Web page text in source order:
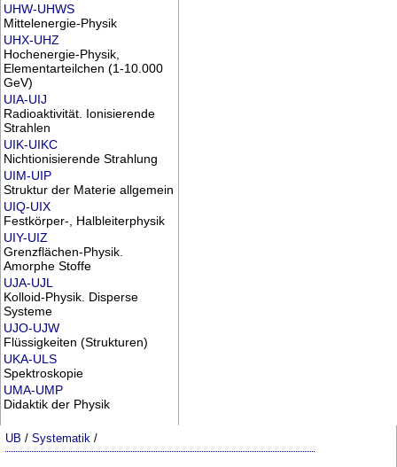
UHW-UHWS
Mittelenergie-Physik
UHX-UHZ
Hochenergie-Physik,
Elementarteilchen (1-10.000
GeV)
UIA-UIJ
Radioaktivität. Ionisierende
Strahlen
UIK-UIKC
Nichtionisierende Strahlung
UIM-UIP
Struktur der Materie allgemein
UIQ-UIX
Festkörper-, Halbleiterphysik
UIY-UIZ
Grenzflächen-Physik.
Amorphe Stoffe
UJA-UJL
Kolloid-Physik. Disperse
Systeme
UJO-UJW
Flüssigkeiten (Strukturen)
UKA-ULS
Spektroskopie
UMA-UMP
Didaktik der Physik
UB /Systematik /